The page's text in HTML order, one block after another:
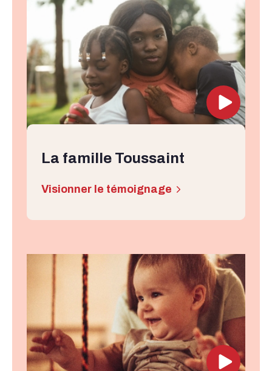
La famille Toussaint
Visionner le témoignage